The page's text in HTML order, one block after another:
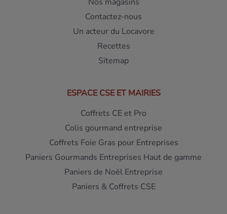
Contactez-nous
Un acteur du Locavore
Recettes
Sitemap
ESPACE CSE ET MAIRIES
Coffrets CE et Pro
Colis gourmand entreprise
Coffrets Foie Gras pour Entreprises
Paniers Gourmands Entreprises Haut de gamme
Paniers de Noël Entreprise
Paniers & Coffrets CSE